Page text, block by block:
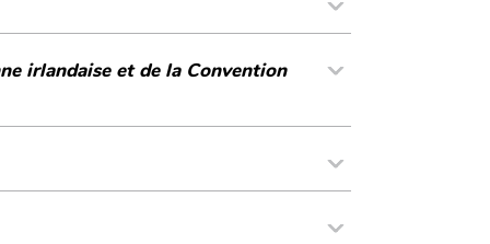
irlandaise et de la Convention